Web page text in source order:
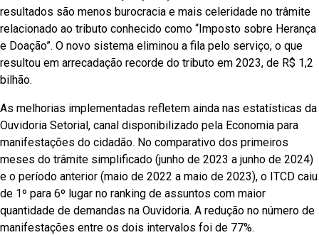
resultados são menos burocracia e mais celeridade no trâmite
relacionado ao tributo conhecido como “Imposto sobre Herança
e Doação”. O novo sistema eliminou a fila pelo serviço, o que
resultou em arrecadação recorde do tributo em 2023, de R$ 1,2
bilhão.
As melhorias implementadas refletem ainda nas estatísticas da
Ouvidoria Setorial, canal disponibilizado pela Economia para
manifestações do cidadão. No comparativo dos primeiros
meses do trâmite simplificado (junho de 2023 a junho de 2024)
e o período anterior (maio de 2022 a maio de 2023), o ITCD caiu
de 1º para 6º lugar no ranking de assuntos com maior
quantidade de demandas na Ouvidoria. A redução no número de
manifestações entre os dois intervalos foi de 77%.